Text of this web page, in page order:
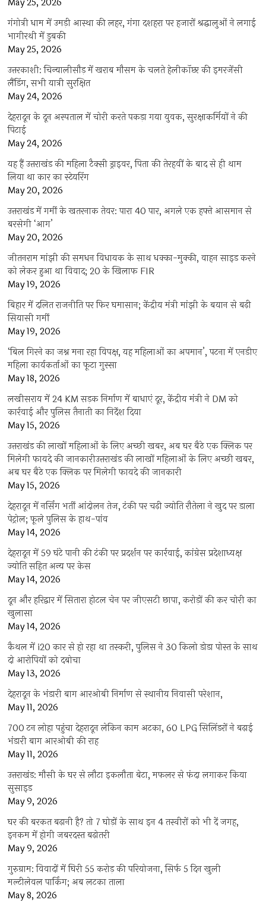
May 25, 2026
गंगोत्री धाम में उमड़ी आस्था की लहर, गंगा दशहरा पर हजारों श्रद्धालुओं ने लगाई
भागीरथी में डुबकी
May 25, 2026
उत्तरकाशी: चिन्यालीसौड़ में खराब मौसम के चलते हेलीकॉप्टर की इमरजेंसी
लैंडिंग, सभी यात्री सुरक्षित
May 24, 2026
देहरादून के दून अस्पताल में चोरी करते पकड़ा गया युवक, सुरक्षाकर्मियों ने की
पिटाई
May 24, 2026
यह हैं उत्तराखंड की महिला टैक्सी ड्राइवर, पिता की तेरहवीं के बाद से ही थाम
लिया था कार का स्टेयरिंग
May 20, 2026
उत्तराखंड में गर्मी के खतरनाक तेवर: पारा 40 पार, अगले एक हफ्ते आसमान से
बरसेगी ‘आग’
May 20, 2026
जीतनराम मांझी की समधन विधायक के साथ धक्का-मुक्की, वाहन साइड करने
को लेकर हुआ था विवाद; 20 के खिलाफ FIR
May 19, 2026
बिहार में दलित राजनीति पर फिर घमासान; केंद्रीय मंत्री मांझी के बयान से बढ़ी
सियासी गर्मी
May 19, 2026
‘बिल गिरने का जश्न मना रहा विपक्ष, यह महिलाओं का अपमान’, पटना में एनडीए
महिला कार्यकर्ताओं का फूटा गुस्सा
May 18, 2026
लखीसराय में 24 KM सड़क निर्माण में बाधाएं दूर, केंद्रीय मंत्री ने DM को
कार्रवाई और पुलिस तैनाती का निर्देश दिया
May 15, 2026
उत्तराखंड की लाखों महिलाओं के लिए अच्छी खबर, अब घर बैठे एक क्लिक पर
मिलेगी फायदे की जानकारीउत्तराखंड की लाखों महिलाओं के लिए अच्छी खबर,
अब घर बैठे एक क्लिक पर मिलेगी फायदे की जानकारी
May 15, 2026
देहरादून में नर्सिंग भर्ती आंदोलन तेज, टंकी पर चढ़ी ज्योति रौतेला ने खुद पर डाला
पेट्रोल; फूले पुलिस के हाथ-पांव
May 14, 2026
देहरादून में 59 घंटे पानी की टंकी पर प्रदर्शन पर कार्रवाई, कांग्रेस प्रदेशाध्यक्ष
ज्योति सहित अन्य पर केस
May 14, 2026
दून और हरिद्वार में सितारा होटल चेन पर जीएसटी छापा, करोड़ों की कर चोरी का
खुलासा
May 14, 2026
कैथल में i20 कार से हो रहा था तस्करी, पुलिस ने 30 किलो डोडा पोस्त के साथ
दो आरोपियों को दबोचा
May 13, 2026
देहरादून के भंडारी बाग आरओबी निर्माण से स्थानीय निवासी परेशान,
May 11, 2026
700 टन लोहा पहुंचा देहरादून लेकिन काम अटका, 60 LPG सिलिंडरों ने बढ़ाई
भंडारी बाग आरओबी की राह
May 11, 2026
उत्तराखंड: मौसी के घर से लौटा इकलौता बेटा, मफलर से फंदा लगाकर किया
सुसाइड
May 9, 2026
घर की बरकत बढ़ानी है? तो 7 घोड़ों के साथ इन 4 तस्वीरों को भी दें जगह,
इनकम में होगी जबरदस्त बढ़ोतरी
May 9, 2026
गुरुग्राम: विवादों में घिरी 55 करोड़ की परियोजना, सिर्फ 5 दिन खुली
मल्टीलेवल पार्किंग; अब लटका ताला
May 8, 2026